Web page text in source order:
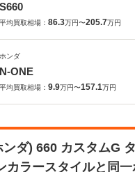
S660
平均買取相場： 86.3万円〜205.7万円
ホンダ
N-ONE
平均買取相場： 9.9万円〜157.1万円
ンダ) 660 カスタムG
カラースタイルと同